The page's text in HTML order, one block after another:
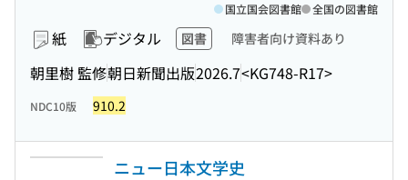
紙 デジタル 図書 障害者向け資料あり
朝里樹 監修朝日新聞出版2026.7<KG748-R17>
国立国会図書館 全国の図書館
NDC10版 910.2
ニュー日本文学史